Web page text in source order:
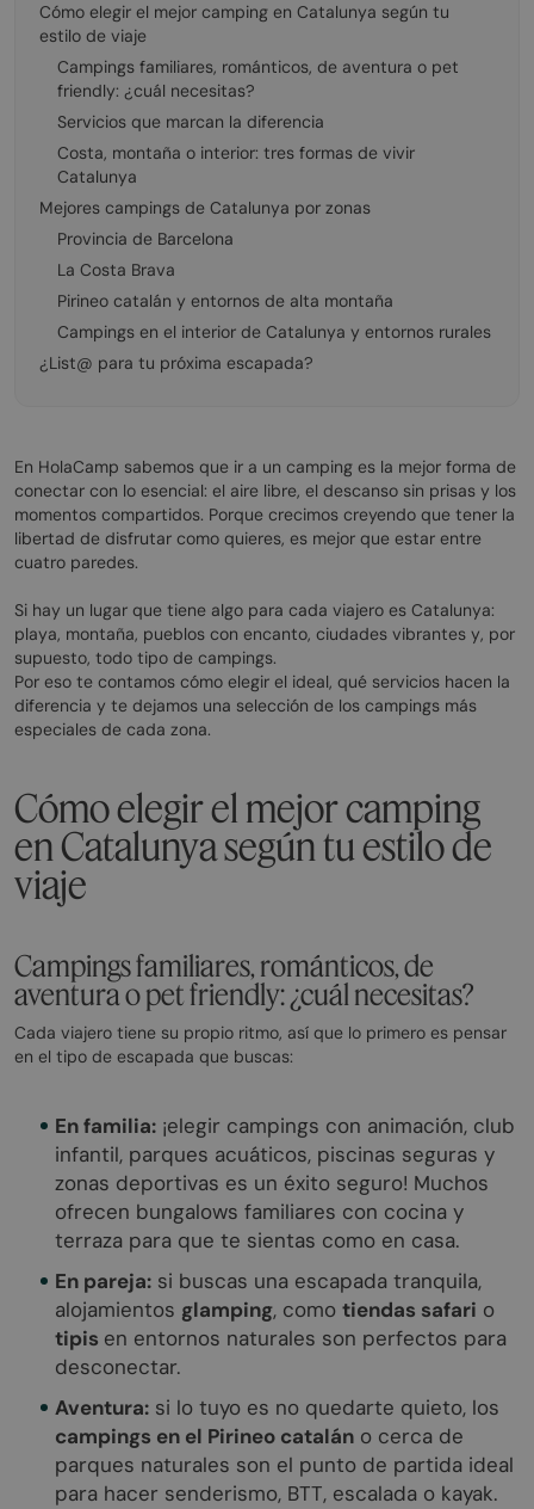
Cómo elegir el mejor camping en Catalunya según tu
estilo de viaje
Campings familiares, románticos, de aventura o pet
friendly: ¿cuál necesitas?
Servicios que marcan la diferencia
Costa, montaña o interior: tres formas de vivir
Catalunya
Mejores campings de Catalunya por zonas
Provincia de Barcelona
La Costa Brava
Pirineo catalán y entornos de alta montaña
Campings en el interior de Catalunya y entornos rurales
¿List@ para tu próxima escapada?
En HolaCamp sabemos que ir a un camping es la mejor forma de
conectar con lo esencial: el aire libre, el descanso sin prisas y los
momentos compartidos. Porque crecimos creyendo que tener la
libertad de disfrutar como quieres, es mejor que estar entre
cuatro paredes.
Si hay un lugar que tiene algo para cada viajero es Catalunya:
playa, montaña, pueblos con encanto, ciudades vibrantes y, por
supuesto, todo tipo de campings.
Por eso te contamos cómo elegir el ideal, qué servicios hacen la
diferencia y te dejamos una selección de los campings más
especiales de cada zona.
Cómo elegir el mejor camping
en Catalunya según tu estilo de
viaje
Campings familiares, románticos, de
aventura o pet friendly: ¿cuál necesitas?
Cada viajero tiene su propio ritmo, así que lo primero es pensar
en el tipo de escapada que buscas:
En familia: ¡elegir campings con animación, club
infantil, parques acuáticos, piscinas seguras y
zonas deportivas es un éxito seguro! Muchos
ofrecen bungalows familiares con cocina y
terraza para que te sientas como en casa.
En pareja: si buscas una escapada tranquila,
alojamientos glamping, comotiendas safari o
tipis en entornos naturales son perfectos para
desconectar.
Aventura: si lo tuyo es no quedarte quieto, los
campings en el Pirineo catalán o cerca de
parques naturales son el punto de partida ideal
para hacer senderismo, BTT, escalada o kayak.